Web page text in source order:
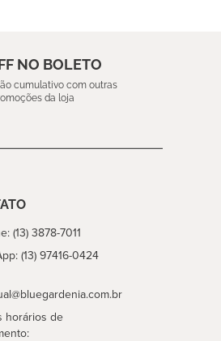
NO BOLETO
cumulativo com outras
da loja
(13) 3878-7011
(13) 97416-0424
horários de